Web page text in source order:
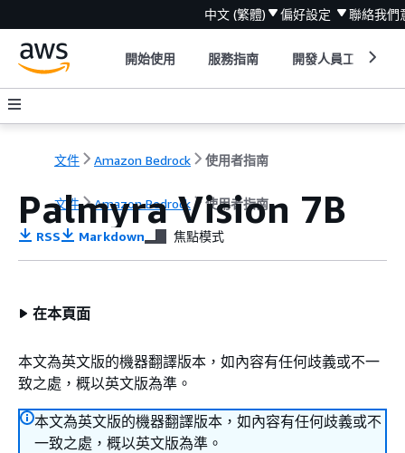
中文 (繁體) 偏好設定 聯絡我們
開始使用 服務指南 開發人員工具
文件 Amazon Bedrock 使用者指南
文件 Amazon Bedrock 使用者指南
Palmyra Vision 7B
RSS Markdown 焦點模式
在本頁面
本文為英文版的機器翻譯版本，如內容有任何歧義或不一
致之處，概以英文版為準。
本文為英文版的機器翻譯版本，如內容有任何歧義或不
一致之處，概以英文版為準。